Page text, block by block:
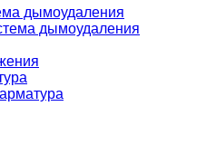
дымоудаления
дымоудаления